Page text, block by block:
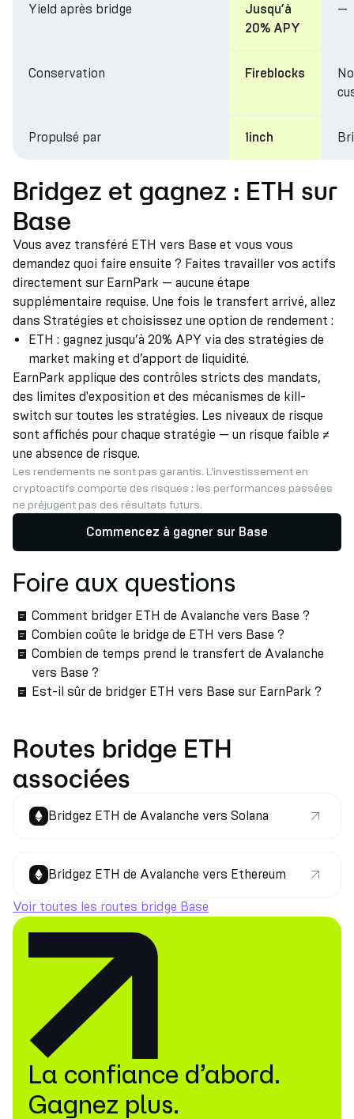
Yield après bridge
Jusqu’à
20% APY
—
Conservation Fireblocks
Propulsé par 1inch
Bridgez et gagnez : ETH sur
Base
Vous avez transféré ETH vers Base et vous vous
demandez quoi faire ensuite ? Faites travailler vos actifs
directement sur EarnPark — aucune étape
supplémentaire requise. Une fois le transfert arrivé, allez
dans Stratégies et choisissez une option de rendement :
ETH : gagnez jusqu’à 20% APY via des stratégies de
market making et d’apport de liquidité.
EarnPark applique des contrôles stricts des mandats,
des limites d'exposition et des mécanismes de kill-
switch sur toutes les stratégies. Les niveaux de risque
sont affichés pour chaque stratégie — un risque faible ≠
une absence de risque.
Les rendements ne sont pas garantis. L'investissement en
cryptoactifs comporte des risques ; les performances passées
ne préjugent pas des résultats futurs.
Commencez à gagner sur Base
Foire aux questions
Comment bridger ETH de Avalanche vers Base ?
Combien coûte le bridge de ETH vers Base ?
Combien de temps prend le transfert de Avalanche
vers Base ?
Est-il sûr de bridger ETH vers Base sur EarnPark ?
Routes bridge ETH
associées
Bridgez ETH de Avalanche vers Solana
Bridgez ETH de Avalanche vers Ethereum
Voir toutes les routes bridge Base
La confiance d’abord.
Gagnez plus.